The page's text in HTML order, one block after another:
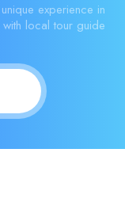
experience in
local tour guide